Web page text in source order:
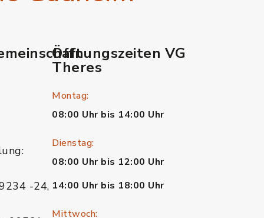
-24,
Öffnungszeiten VG
Theres
Montag:
08:00 Uhr bis 14:00 Uhr
Dienstag:
08:00 Uhr bis 12:00 Uhr
14:00 Uhr bis 18:00 Uhr
Mittwoch: